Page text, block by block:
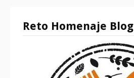
Reto Homenaje Blog